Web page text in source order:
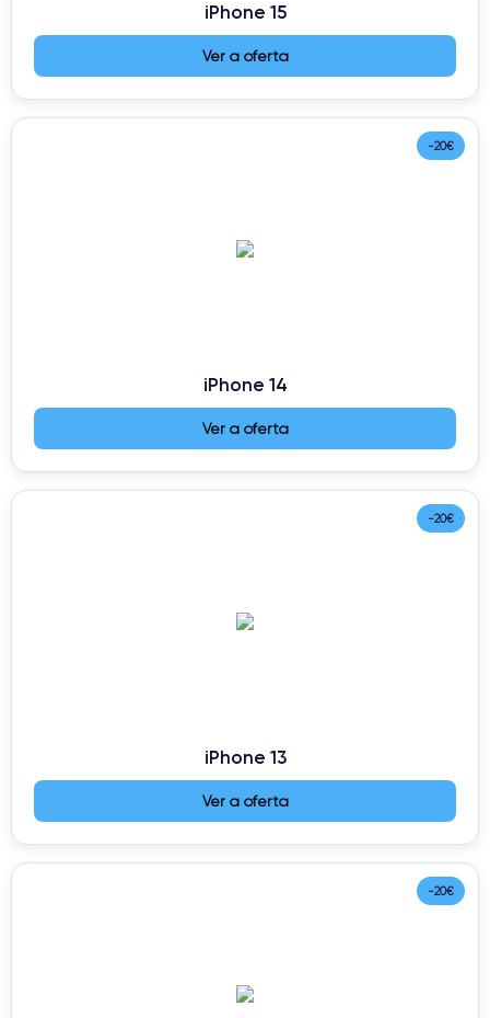
iPhone 15
Ver a oferta
-20€
iPhone 14
Ver a oferta
-20€
iPhone 13
Ver a oferta
-20€